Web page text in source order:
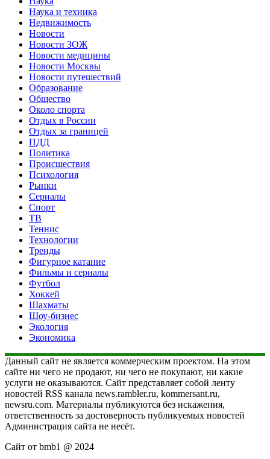
Наука и техника
Недвижимость
Новости
Новости ЗОЖ
Новости медицины
Новости Москвы
Новости путешествий
Образование
Общество
Около спорта
Отдых в России
Отдых за границей
ПДД
Политика
Происшествия
Психология
Рынки
Сериалы
Спорт
ТВ
Теннис
Технологии
Тренды
Фигурное катание
Фильмы и сериалы
Футбол
Хоккей
Шахматы
Шоу-бизнес
Экология
Экономика
Данный сайт не является коммерческим проектом. На этом
сайте ни чего не продают, ни чего не покупают, ни какие
услуги не оказываются. Сайт представляет собой ленту
новостей RSS канала news.rambler.ru, kommersant.ru,
newsru.com. Материалы публикуются без искажения,
ответственность за достоверность публикуемых новостей
Администрация сайта не несёт.
Сайт от bmb1 @ 2024